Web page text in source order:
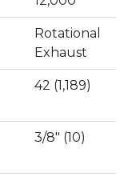
Rotational
Exhaust
42 (1,189)
3/8″ (10)